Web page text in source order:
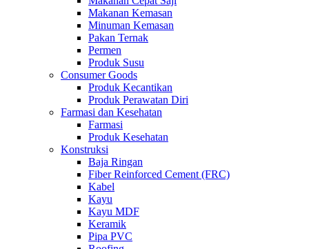
Makanan Kemasan
Minuman Kemasan
Pakan Ternak
Permen
Produk Susu
Consumer Goods
Produk Kecantikan
Produk Perawatan Diri
Farmasi dan Kesehatan
Farmasi
Produk Kesehatan
Konstruksi
Baja Ringan
Fiber Reinforced Cement (FRC)
Kabel
Kayu
Kayu MDF
Keramik
Pipa PVC